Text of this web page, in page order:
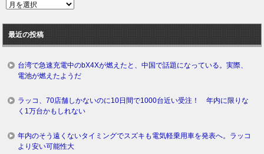
過
ロ
グ
最近の投稿
台湾で急速充電中のbX4Xが燃えたと、中国で話題になっている。実際、
電池が燃えたようだ
ラッコ、70店舗しかないのに10日間で1000台近い受注！ 年内に限りな
く1万台かもしれない
年内のそう遠くないタイミングでスズキも電気軽乗用車を発表へ。ラッコ
より安い可能性大